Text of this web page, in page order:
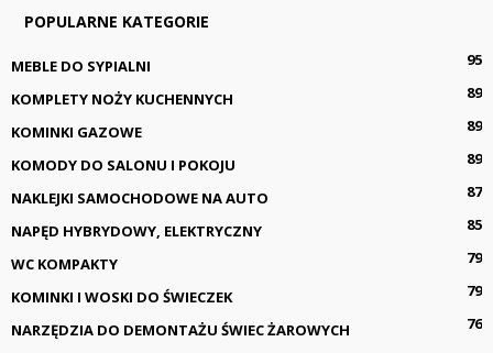
POPULARNE KATEGORIE
MEBLE DO SYPIALNI
95
KOMPLETY NOŻY KUCHENNYCH
89
KOMINKI GAZOWE
89
KOMODY DO SALONU I POKOJU
89
NAKLEJKI SAMOCHODOWE NA AUTO
87
NAPĘD HYBRYDOWY, ELEKTRYCZNY
85
WC KOMPAKTY
79
KOMINKI I WOSKI DO ŚWIECZEK
79
NARZĘDZIA DO DEMONTAŻU ŚWIEC ŻAROWYCH
76